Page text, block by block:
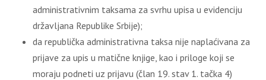
administrativnim taksama za svrhu upisa u evidenciju
državljana Republike Srbije);
da republička administrativna taksa nije naplaćivana za
prijave za upis u matične knjige, kao i priloge koji se
moraju podneti uz prijavu (član 19. stav 1. tačka 4)